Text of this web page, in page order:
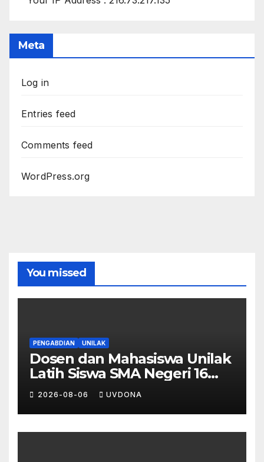
Meta
Log in
Entries feed
Comments feed
WordPress.org
You missed
PENGABDIAN UNILAK
Dosen dan Mahasiswa Unilak
Latih Siswa SMA Negeri 16
Pekanbaru Kelola Bisnis
Digital Lewat Affiliate
Marketing dan Aplikasi MOVA
2026-08-06 UVDONA